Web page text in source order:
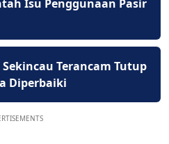
Isu Penggunaan Pasir
Sekincau Terancam Tutup
Diperbaiki